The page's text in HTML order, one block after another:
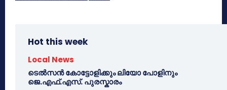
Hot this week
Local News
ടെൽസൻ കോട്ടോളിക്കും ലിയോ പോളിനും
ജെ.എഫ്.എസ്. പുരസ്കാരം